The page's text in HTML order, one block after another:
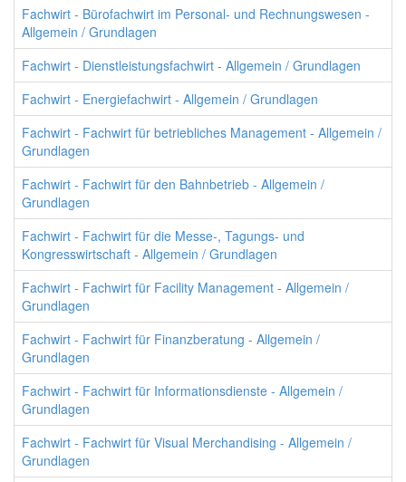
Fachwirt - Bürofachwirt im Personal- und Rechnungswesen -
Allgemein / Grundlagen
Fachwirt - Dienstleistungsfachwirt - Allgemein / Grundlagen
Fachwirt - Energiefachwirt - Allgemein / Grundlagen
Fachwirt - Fachwirt für betriebliches Management - Allgemein /
Grundlagen
Fachwirt - Fachwirt für den Bahnbetrieb - Allgemein /
Grundlagen
Fachwirt - Fachwirt für die Messe-, Tagungs- und
Kongresswirtschaft - Allgemein / Grundlagen
Fachwirt - Fachwirt für Facility Management - Allgemein /
Grundlagen
Fachwirt - Fachwirt für Finanzberatung - Allgemein /
Grundlagen
Fachwirt - Fachwirt für Informationsdienste - Allgemein /
Grundlagen
Fachwirt - Fachwirt für Visual Merchandising - Allgemein /
Grundlagen